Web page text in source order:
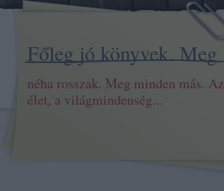
Főleg jó könyvek. Meg
néha rosszak. Meg minden más. Az
élet, a világmindenség...